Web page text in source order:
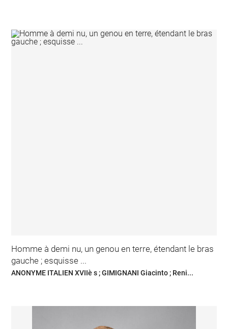
Homme à demi nu, un genou en terre, étendant le bras
gauche ; esquisse ...
ANONYME ITALIEN XVIIè s ; GIMIGNANI Giacinto ; Reni...